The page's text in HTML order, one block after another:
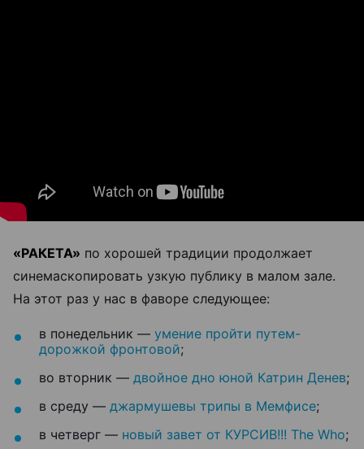
«РАКЕТА» по хорошей традиции продолжает
синемаскопировать узкую публику в малом зале.
На этот раз у нас в фаворе следующее:
в понедельник — умение пройти путем-
дорожкой фронтовой;
во вторник — двойное дно юной Катрин Денев;
в среду — джармушевы трипы в Мемфисе;
в четверг — новый завет от КУРСИВ!!! The Who;